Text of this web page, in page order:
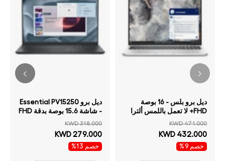
ديل برو بلس - 16 بوصة
FHD+ لا تعمل باللمس ألترا
م.2) / ضمان سنة لابتوب
KWD 471.000
KWD 432.000
خصم 9%
ديل برو Essential PV15250
- شاشة 15.6 بوصة بدقة FHD
باللغتين الإنجليزية والعربية
KWD 318.000
KWD 279.000
خصم 13%